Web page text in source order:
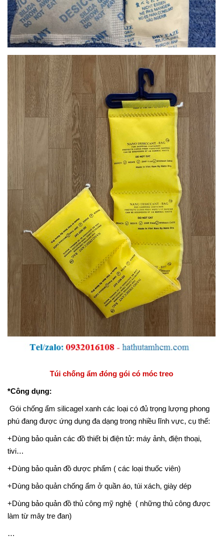
Túi chống ẩm đóng gói có móc treo
*Công dụng:
Gói chống ẩm silicagel xanh các loại có đủ trọng lượng phong
phú đang được ứng dụng đa dạng trong nhiều lĩnh vực, cụ thể:
+Dùng bảo quản các đồ thiết bị điện tử: máy ảnh, điện thoại,
tivi…
+Dùng bảo quản đồ dược phẩm ( các loại thuốc viên)
+Dùng bảo quản chống ẩm ở quần áo, túi xách, giày dép
+Dùng bảo quản đồ thủ công mỹ nghệ ( những thủ công được
làm từ mây tre đan)
…